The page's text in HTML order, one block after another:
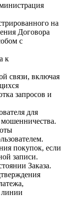
на
Договора
с
к
связи, включая
запросов и
для
мошенничества.
покупок, если
записи.
Заказа.
линии